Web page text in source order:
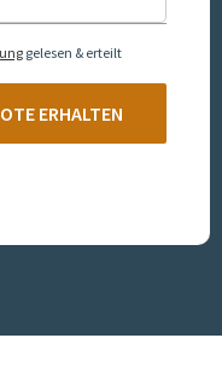
gelesen & erteilt
ERHALTEN